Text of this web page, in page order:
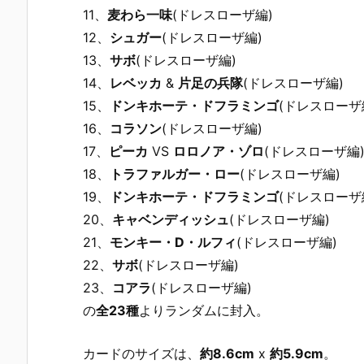
11、 麦わら一味(ドレスローザ編)
12、 シュガー(ドレスローザ編)
13、 サボ(ドレスローザ編)
14、 レベッカ & 片足の兵隊(ドレスローザ編)
15、
ドンキホーテ・ドフラミンゴ(ドレスローザ
16、 コラソン(ドレスローザ編)
17、
ピーカ VS ロロノア・ゾロ(ドレスローザ編)
18、
トラファルガー・ロー(ドレスローザ編)
19、
ドンキホーテ・ドフラミンゴ(ドレスローザ
20、 キャベンディッシュ(ドレスローザ編)
21、 モンキー・D・ルフィ(ドレスローザ編)
22、 サボ(ドレスローザ編)
23、 コアラ(ドレスローザ編)
の全23種よりランダムに封入。
カードのサイズは、 約8.6cm x 約5.9cm。